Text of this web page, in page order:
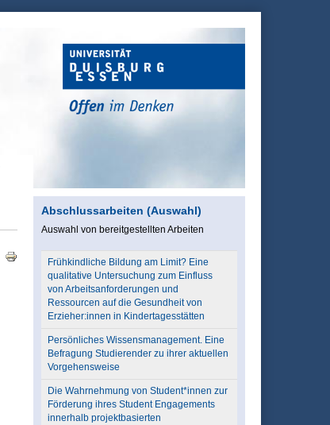
Abschlussarbeiten (Auswahl)
Auswahl von bereitgestellten Arbeiten
Frühkindliche Bildung am Limit? Eine
qualitative Untersuchung zum Einfluss
von Arbeitsanforderungen und
Ressourcen auf die Gesundheit von
Erzieher:innen in Kindertagesstätten
Persönliches Wissensmanagement. Eine
Befragung Studierender zu ihrer aktuellen
Vorgehensweise
Die Wahrnehmung von Student*innen zur
Förderung ihres Student Engagements
innerhalb projektbasierten